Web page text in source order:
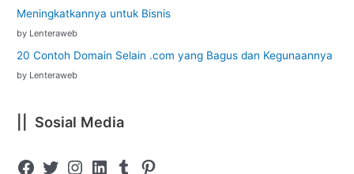
Meningkatkannya untuk Bisnis
by Lenteraweb
20 Contoh Domain Selain .com yang Bagus dan Kegunaannya
by Lenteraweb
|| Sosial Media